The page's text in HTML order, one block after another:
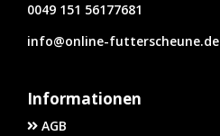
0049 151 56177681
info@online-futterscheune.de
Informationen
AGB